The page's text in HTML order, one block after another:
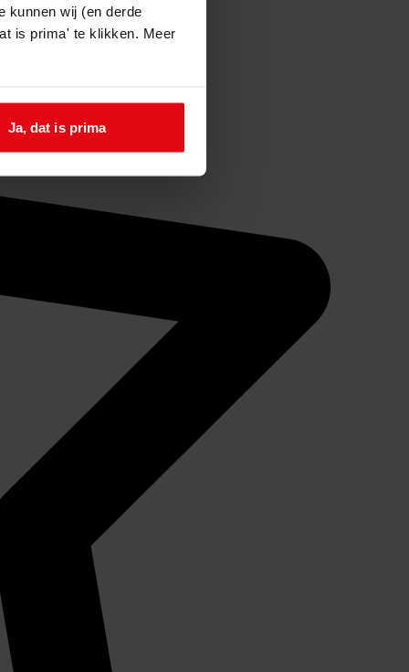
kunnen wij (en derde
is prima' te klikken. Meer
Ja, dat is prima